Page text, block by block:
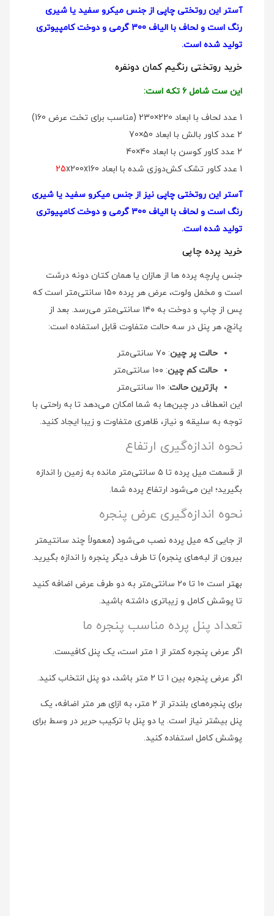
آستر این روتختی چاپی از جنس میکرو سفید یا شیری
رنگ است و لحاف با الیاف 300 گرمی و دوخت کامپیوتری
تولید شده است.
خرید روتختی رنگیم کمان دونفره
این ست شامل 6 تکه است:
1 عدد لحاف با ابعاد 220×230 (مناسب برای تخت عرض 160)
2 عدد کاور بالش با ابعاد 50×70
2 عدد کاور کوسن با ابعاد 40×40
1 عدد کاور تشک کش‌دوزی شده با ابعاد
25x200x160
آستر این روتختی چاپی نیز از جنس میکرو سفید یا شیری
رنگ است و لحاف با الیاف 300 گرمی و دوخت کامپیوتری
تولید شده است.
خرید پرده چاپی
جنس پارچه پرده ها از هازان یا همان کتان دونه درشت
است و مخمل ولوت، عرض هر پرده ۱۵۰ سانتی‌متر است که
پس از چاپ و دوخت به ۱۴۰ سانتی‌متر می‌رسد. بعد از
پانچ، هر پنل در سه حالت متفاوت قابل استفاده است:
حالت پر چین: ۷۰ سانتی‌متر
حالت کم چین: ۱۰۰ سانتی‌متر
بازترین حالت: ۱۱۰ سانتی‌متر
این انعطاف در چین‌ها به شما امکان می‌دهد تا به راحتی با
توجه به سلیقه و نیاز، ظاهری متفاوت و زیبا ایجاد کنید.
نحوه اندازه‌گیری ارتفاع
از قسمت میل پرده تا ۵ سانتی‌متر مانده به زمین را اندازه
بگیرید؛ این می‌شود ارتفاع پرده شما.
نحوه اندازه‌گیری عرض پنجره
از جایی که میل پرده نصب می‌شود (معمولاً چند سانتیمتر
بیرون از لبه‌های پنجره) تا طرف دیگر پنجره را اندازه بگیرید.
بهتر است ۱۰ تا ۲۰ سانتی‌متر به دو طرف عرض اضافه کنید
تا پوشش کامل و زیباتری داشته باشید.
تعداد پنل پرده مناسب پنجره ما
اگر عرض پنجره کمتر از ۱ متر است، یک پنل کافیست.
اگر عرض پنجره بین ۱ تا ۲ متر باشد، دو پنل انتخاب کنید.
برای پنجره‌های بلندتر از ۲ متر، به ازای هر متر اضافه، یک
پنل بیشتر نیاز است. یا دو پنل با ترکیب حریر در وسط برای
پوشش کامل استفاده کنید.